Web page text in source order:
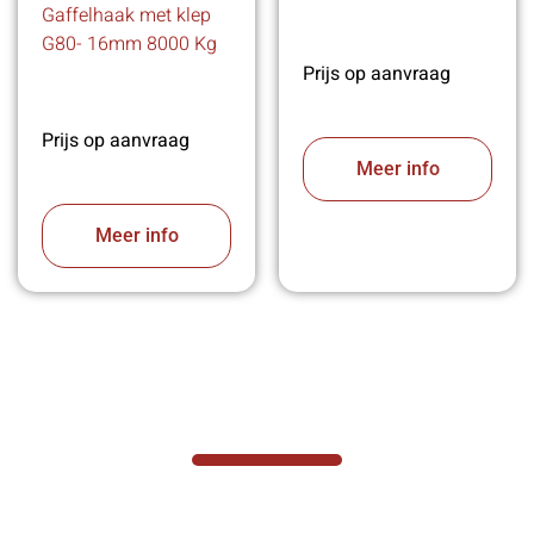
Gaffelhaak met klep
G80- 16mm 8000 Kg
Prijs op aanvraag
Meer info
Prijs op aanvraag
Meer info